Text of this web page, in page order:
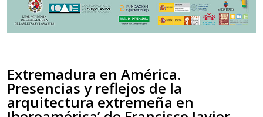
Extremadura en América.
Presencias y reflejos de la
arquitectura extremeña en